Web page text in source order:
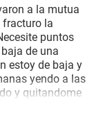
a la mutua
fracturo la
puntos
de una
estoy de baja y
yendo a las
y quitandome
15 me
para que se